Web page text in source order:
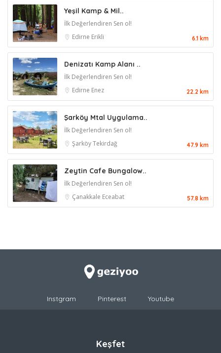
Yeşil Kamp & Mil..
İlk Değerlendiren Sen ol!
Edirne Erikli 6.1 km
Denizatı Kamp Alanı ..
İlk Değerlendiren Sen ol!
Edirne Enez 22.2 km
Şarköy Mtal Uygulama..
İlk Değerlendiren Sen ol!
ŞarköyTekirdağ 47.9 km
Zeytin Cafe Bungalow..
İlk Değerlendiren Sen ol!
Çanakkale Eceabat 57.8 km
Instgram Pinterest Youtube
Keşfet